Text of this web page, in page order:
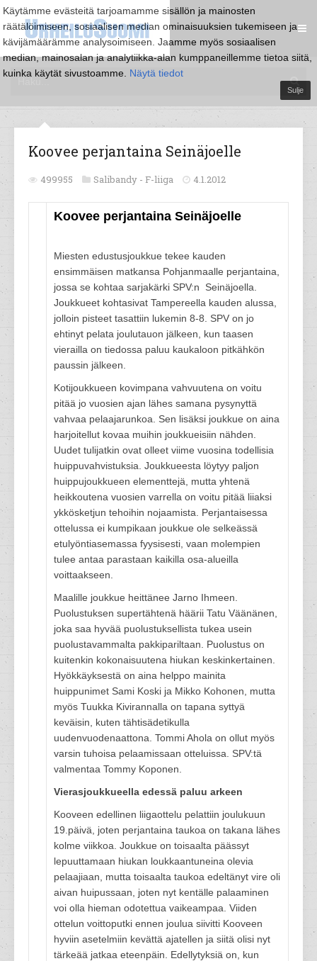
Käytämme evästeitä tarjoamamme sisällön ja mainosten
räätälöimiseen, sosiaalisen median ominaisuuksien tukemiseen ja
kävijämäärämme analysoimiseen. Jaamme myös sosiaalisen
median, mainosalan ja analytiikka-alan kumppaneillemme tietoa siitä,
kuinka käytät sivustoamme. Näytä tiedot
Sulje
Koovee perjantaina Seinäjoelle
499955 Salibandy - F-liiga 4.1.2012
Koovee perjantaina Seinäjoelle
Miesten edustusjoukkue tekee kauden
ensimmäisen matkansa Pohjanmaalle perjantaina,
jossa se kohtaa sarjakärki SPV:n Seinäjoella.
Joukkueet kohtasivat Tampereella kauden alussa,
jolloin pisteet tasattiin lukemin 8-8. SPV on jo
ehtinyt pelata joulutauon jälkeen, kun taasen
vierailla on tiedossa paluu kaukaloon pitkähkön
paussin jälkeen.
Kotijoukkueen kovimpana vahvuutena on voitu
pitää jo vuosien ajan lähes samana pysynyttä
vahvaa pelaajarunkoa. Sen lisäksi joukkue on aina
harjoitellut kovaa muihin joukkueisiin nähden.
Uudet tulijatkin ovat olleet viime vuosina todellisia
huippuvahvistuksia. Joukkueesta löytyy paljon
huippujoukkueen elementtejä, mutta yhtenä
heikkoutena vuosien varrella on voitu pitää liiaksi
ykkösketjun tehoihin nojaamista. Perjantaisessa
ottelussa ei kumpikaan joukkue ole selkeässä
etulyöntiasemassa fyysisesti, vaan molempien
tulee antaa parastaan kaikilla osa-alueilla
voittaakseen.
Maalille joukkue heittänee Jarno Ihmeen.
Puolustuksen supertähtenä häärii Tatu Väänänen,
joka saa hyvää puolustuksellista tukea usein
puolustavammalta pakkipariltaan. Puolustus on
kuitenkin kokonaisuutena hiukan keskinkertainen.
Hyökkäyksestä on aina helppo mainita
huippunimet Sami Koski ja Mikko Kohonen, mutta
myös Tuukka Kivirannalla on tapana syttyä
keväisin, kuten tähtisädetikulla
uudenvuodenaattona. Tommi Ahola on ollut myös
varsin tuhoisa pelaamissaan otteluissa. SPV:tä
valmentaa Tommy Koponen.
Vierasjoukkueella edessä paluu arkeen
Kooveen edellinen liigaottelu pelattiin joulukuun
19.päivä, joten perjantaina taukoa on takana lähes
kolme viikkoa. Joukkue on toisaalta päässyt
lepuuttamaan hiukan loukkaantuneina olevia
pelaajiaan, mutta toisaalta taukoa edeltänyt vire oli
aivan huipussaan, joten nyt kentälle palaaminen
voi olla hieman odotettua vaikeampaa. Viiden
ottelun voittoputki ennen joulua siivitti Kooveen
hyviin asetelmiin kevättä ajatellen ja siitä olisi nyt
tärkeää jatkaa eteenpäin. Edellytyksiä on, kun